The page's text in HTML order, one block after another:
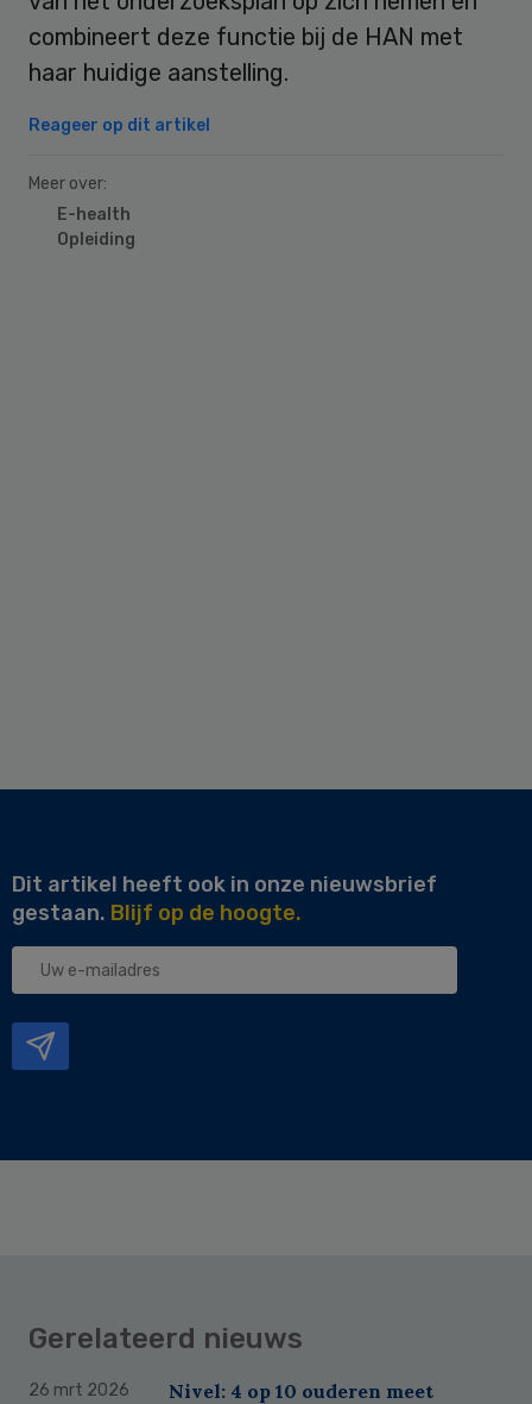
combineert deze functie bij de HAN met
haar huidige aanstelling.
Reageer op dit artikel
Meer over:
E-health
Opleiding
Dit artikel heeft ook in onze nieuwsbrief
gestaan. Blijf op de hoogte.
Uw
Gerelateerd nieuws
26 mrt 2026
Nivel: 4 op 10 ouderen meet